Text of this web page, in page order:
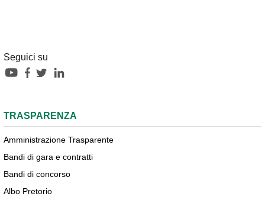
Seguici su
TRASPARENZA
Amministrazione Trasparente
Bandi di gara e contratti
Bandi di concorso
Albo Pretorio